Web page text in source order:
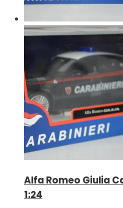
Alfa Romeo Giulia
1:24